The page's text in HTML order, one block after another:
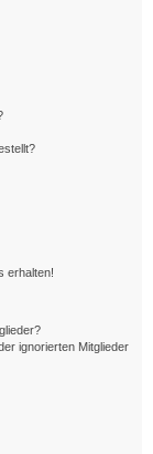
erhalten!
ignorierten Mitglieder